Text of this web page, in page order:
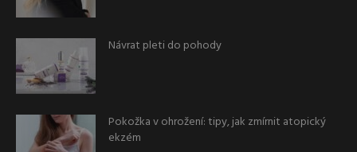
Návrat pleti do pohody
Pokožka v ohrožení: tipy, jak zmírnit atopický
ekzém